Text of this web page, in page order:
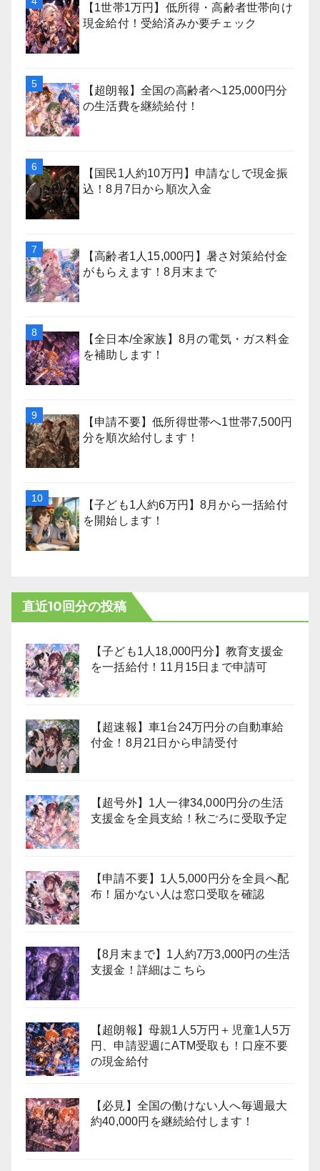
【1世帯1万円】低所得・高齢者世帯向け
現金給付！受給済みか要チェック
【超朗報】全国の高齢者へ125,000円分
の生活費を継続給付！
【国民1人約10万円】申請なしで現金振
込！8月7日から順次入金
【高齢者1人15,000円】暑さ対策給付金
がもらえます！8月末まで
【全日本/全家族】8月の電気・ガス料金
を補助します！
【申請不要】低所得世帯へ1世帯7,500円
分を順次給付します！
【子ども1人約6万円】8月から一括給付
を開始します！
直近10回分の投稿
【子ども1人18,000円分】教育支援金
を一括給付！11月15日まで申請可
【超速報】車1台24万円分の自動車給
付金！8月21日から申請受付
【超号外】1人一律34,000円分の生活
支援金を全員支給！秋ごろに受取予定
【申請不要】1人5,000円分を全員へ配
布！届かない人は窓口受取を確認
【8月末まで】1人約7万3,000円の生活
支援金！詳細はこちら
【超朗報】母親1人5万円＋児童1人5万
円、申請翌週にATM受取も！口座不要
の現金給付
【必見】全国の働けない人へ毎週最大
約40,000円を継続給付します！